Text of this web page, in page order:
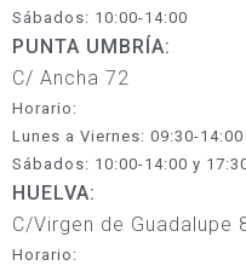
Sábados: 10:00-14:00
PUNTA UMBRÍA:
C/ Ancha 72
Horario:
Lunes a Viernes: 09:30-
Sábados: 10:00-14:00 y
HUELVA:
C/Virgen de Guadalupe
Horario: